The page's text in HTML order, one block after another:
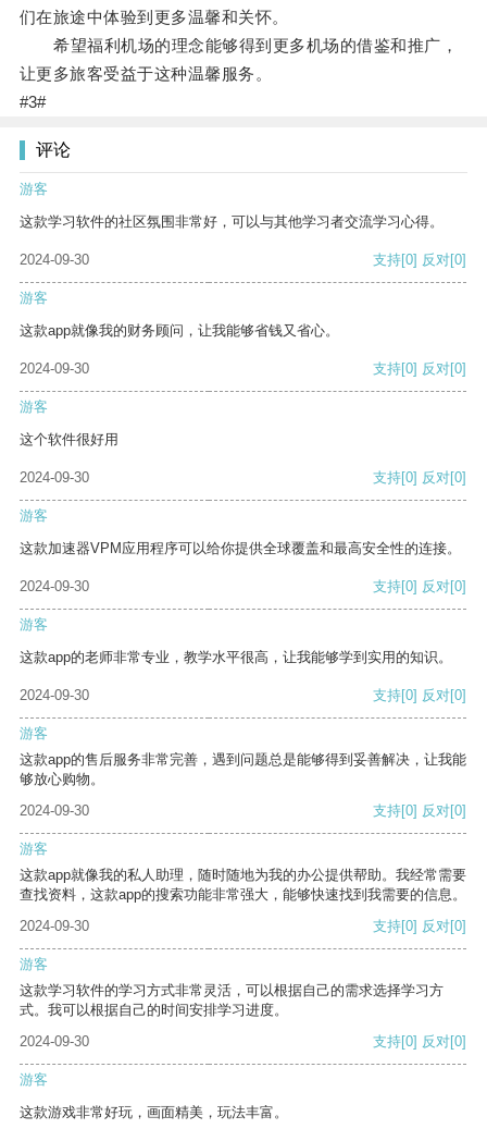
们在旅途中体验到更多温馨和关怀。
希望福利机场的理念能够得到更多机场的借鉴和推广，
让更多旅客受益于这种温馨服务。
#3#
评论
游客
这款学习软件的社区氛围非常好，可以与其他学习者交流学习心得。
2024-09-30 支持[0] 反对[0]
游客
这款app就像我的财务顾问，让我能够省钱又省心。
2024-09-30 支持[0] 反对[0]
游客
这个软件很好用
2024-09-30 支持[0] 反对[0]
游客
这款加速器VPM应用程序可以给你提供全球覆盖和最高安全性的连接。
2024-09-30 支持[0] 反对[0]
游客
这款app的老师非常专业，教学水平很高，让我能够学到实用的知识。
2024-09-30 支持[0] 反对[0]
游客
这款app的售后服务非常完善，遇到问题总是能够得到妥善解决，让我能
够放心购物。
2024-09-30
支持[0] 反对[0]
游客
这款app就像我的私人助理，随时随地为我的办公提供帮助。我经常需要
查找资料，这款app的搜索功能非常强大，能够快速找到我需要的信息。
2024-09-30
支持[0] 反对[0]
游客
这款学习软件的学习方式非常灵活，可以根据自己的需求选择学习方
式。我可以根据自己的时间安排学习进度。
2024-09-30
支持[0] 反对[0]
游客
这款游戏非常好玩，画面精美，玩法丰富。